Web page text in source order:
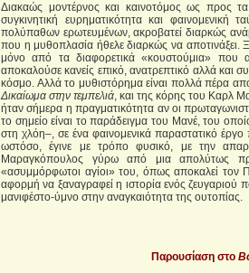
Διακαώς μοντέρνος και καινοτόμος ως προς
συγκινητική ευρηματικότητα και
πολύπαθων ερωτευμένων, ακροβατεί διαρκώς
που η μυθοπλασία ήθελε διαρκώς να αποτινάξει.
μόνο από τα διαφορετικά «κουστούμια» που
αποκαλούσε κανείς επικό, ανατρεπτικό αλλά και
κόσμο. Αλλά το μυθιστόρημα είναι πολλά πέρα
Δικαίωμα στην τεμπελιά, και της κόρης του Καρλ
ήταν σήμερα η πραγματικότητα αν οι
το σημείο είναι το παράδειγμα του Μανέ, του
στη χλόη–, σε ένα φαινομενικά παραστατικό
ωστόσο, έγινε με τρόπο φυσικό, με την
Μαραγκόπουλος γύρω από μια απολύτως
«ασυμμόρφωτοι αγίοι» του, όπως αποκαλεί τον
αφορμή να ξαναγραφεί η ιστορία ενός ζευγαριού
μανιφέστο-ύμνο στην αναγκαιότητα της ουτοπίας.
Παρουσίαση στο